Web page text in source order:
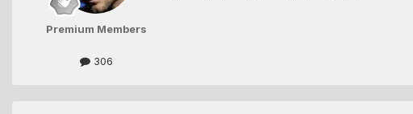
Premium Members
306